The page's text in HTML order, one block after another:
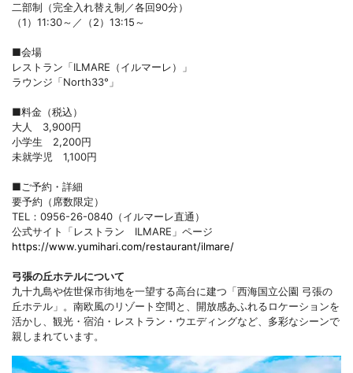
二部制（完全入れ替え制／各回90分）
（1）11:30～／（2）13:15～
■会場
レストラン「ILMARE（イルマーレ）」
ラウンジ「North33°」
■料金（税込）
大人 3,900円
小学生 2,200円
未就学児 1,100円
■ご予約・詳細
要予約（席数限定）
TEL：0956-26-0840（イルマーレ直通）
公式サイト「レストラン ILMARE」ページ
https://www.yumihari.com/restaurant/ilmare/
弓張の丘ホテルについて
九十九島や佐世保市街地を一望する高台に建つ「西海国立公園 弓張の
丘ホテル」。南欧風のリゾート空間と、開放感あふれるロケーションを
活かし、観光・宿泊・レストラン・ウエディングなど、多彩なシーンで
親しまれています。